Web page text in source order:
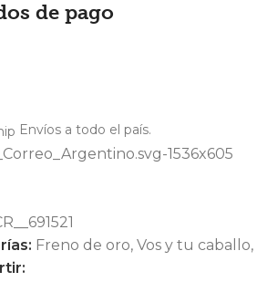
de pago
Envíos a todo el país.
Freno de oro, Vos y tu caballo,